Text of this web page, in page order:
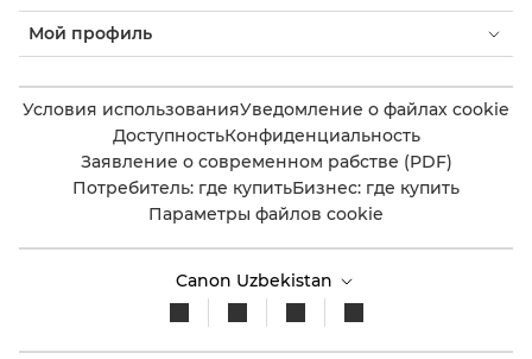
Мой профиль
Условия использованияУведомление о файлах cookie
ДоступностьКонфиденциальность
Заявление о современном рабстве (PDF)
Потребитель: где купитьБизнес: где купить
Параметры файлов cookie
Canon Uzbekistan